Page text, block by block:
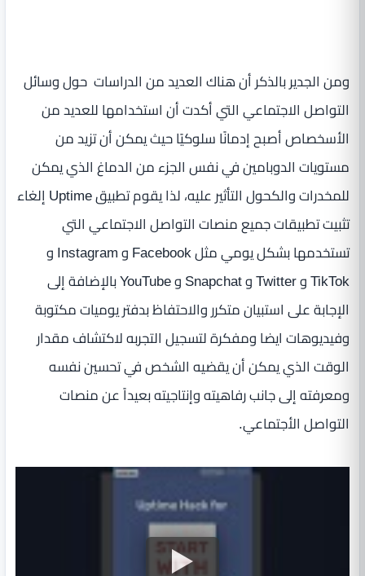
ومن الجدير بالذكر أن هناك العديد من الدراسات حول وسائل
التواصل الاجتماعي التي أكدت أن استخدامها للعديد من
الأسخصاص أصبح إدمانًا سلوكيًا حيث يمكن أن تزيد من
مستويات الدوبامين في نفس الجزء من الدماغ الذي يمكن
للمخدرات والكحول التأثير عليه، لذا يقوم تطبيق Uptime إلغاء
تثبيت تطبيقات جميع منصات التواصل الاجتماعي التي
تستخدمها بشكل يومي مثل Facebook و Instagram و
TikTok و Twitter و Snapchat و YouTube بالإضافة إلى
الإجابة على استبيان متكرر والاحتفاظ بدفتر يوميات مكتوبة
وفيديوهات ايضا ومفكرة لتسجيل التجربه لاكتشاف مقدار
الوقت الذي يمكن أن يقضيه الشخص في تحسين نفسه
ومعرفته إلى جانب رفاهيته وإنتاجيته بعيداً عن منصات
التواصل الأجتماعي.